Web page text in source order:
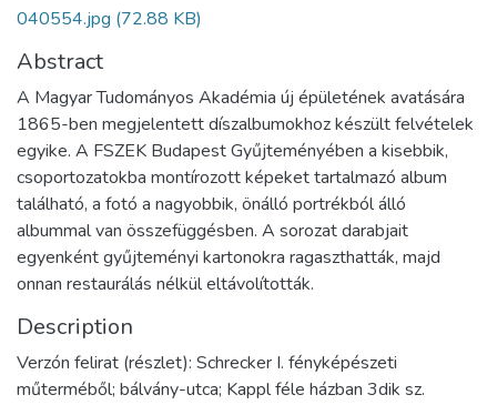
040554.jpg (72.88 KB)
Abstract
A Magyar Tudományos Akadémia új épületének avatására
1865-ben megjelentett díszalbumokhoz készült felvételek
egyike. A FSZEK Budapest Gyűjteményében a kisebbik,
csoportozatokba montírozott képeket tartalmazó album
található, a fotó a nagyobbik, önálló portrékból álló
albummal van összefüggésben. A sorozat darabjait
egyenként gyűjteményi kartonokra ragaszthatták, majd
onnan restaurálás nélkül eltávolították.
Description
Verzón felirat (részlet): Schrecker I. fényképészeti
műterméből; bálvány-utca; Kappl féle házban 3dik sz.